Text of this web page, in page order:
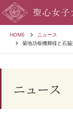
HOME
ニュース
菊地功枢機卿様と石
ニュース